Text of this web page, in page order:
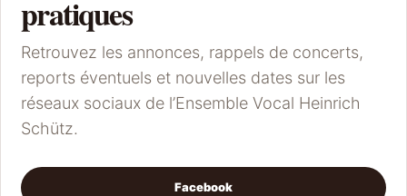
pratiques
Retrouvez les annonces, rappels de concerts,
reports éventuels et nouvelles dates sur les
réseaux sociaux de l’Ensemble Vocal Heinrich
Schütz.
Facebook